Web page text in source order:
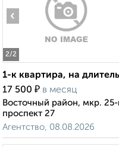
2/2
‹
1-к квартира, на
17 500 ₽ в месяц
Восточный район, мкр.
проспект 27
Агентство, 08.08.2026